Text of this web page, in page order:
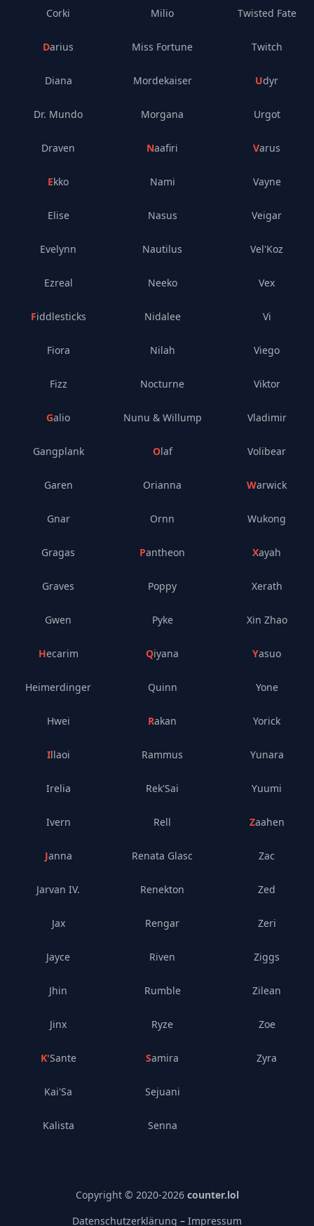
Corki
Darius
Diana
Dr. Mundo
Draven
Ekko
Elise
Evelynn
Ezreal
Fiddlesticks
Fiora
Fizz
Galio
Gangplank
Garen
Gnar
Gragas
Graves
Gwen
Hecarim
Heimerdinger
Hwei
Illaoi
Irelia
Ivern
Janna
Jarvan IV.
Jax
Jayce
Jhin
Jinx
K'Sante
Kai'Sa
Kalista
Milio
Miss Fortune
Mordekaiser
Morgana
Naafiri
Nami
Nasus
Nautilus
Neeko
Nidalee
Nilah
Nocturne
Nunu & Willump
Olaf
Orianna
Ornn
Pantheon
Poppy
Pyke
Qiyana
Quinn
Rakan
Rammus
Rek'Sai
Rell
Renata Glasc
Renekton
Rengar
Riven
Rumble
Ryze
Samira
Sejuani
Senna
Twisted Fate
Twitch
Udyr
Urgot
Varus
Vayne
Veigar
Vel'Koz
Vex
Vi
Viego
Viktor
Vladimir
Volibear
Warwick
Wukong
Xayah
Xerath
Xin Zhao
Yasuo
Yone
Yorick
Yunara
Yuumi
Zaahen
Zac
Zed
Zeri
Ziggs
Zilean
Zoe
Zyra
Copyright © 2020-2026 counter.lol
Datenschutzerklärung – Impressum